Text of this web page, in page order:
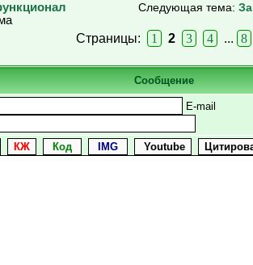
Следующая тема:
Страницы: 1 2 3 4 ... 8
Сообщение
E-mail